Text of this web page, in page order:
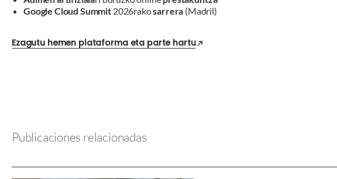
Google Cloud Summit 2026rakosarrera (Madril)
Ezagutu hemen plataforma eta parte hartu
Publicaciones relacionadas